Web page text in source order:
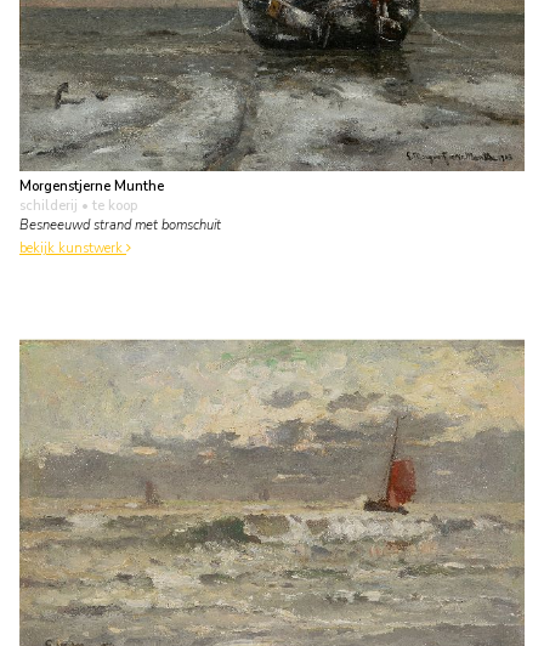
Morgenstjerne Munthe
schilderij • te koop
Besneeuwd strand met bomschuit
bekijk kunstwerk